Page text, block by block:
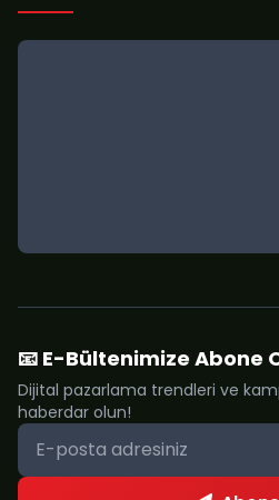
📧 E-Bültenimize Abone
Dijital pazarlama trendleri ve
haberdar olun!